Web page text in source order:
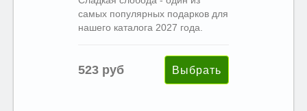
самых популярных подарков для
нашего каталога 2027 года.
523 руб